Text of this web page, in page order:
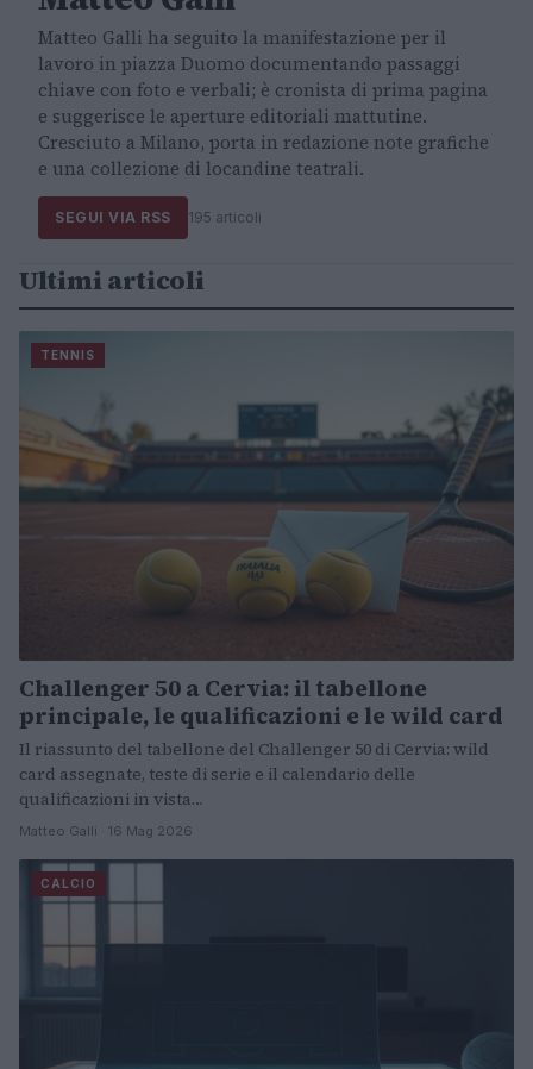
Matteo Galli ha seguito la manifestazione per il
lavoro in piazza Duomo documentando passaggi
chiave con foto e verbali; è cronista di prima pagina
e suggerisce le aperture editoriali mattutine.
Cresciuto a Milano, porta in redazione note grafiche
e una collezione di locandine teatrali.
SEGUI VIA RSS 195 articoli
Ultimi articoli
TENNIS
Challenger 50 a Cervia: il tabellone
principale, le qualificazioni e le wild card
Il riassunto del tabellone del Challenger 50 di Cervia: wild
card assegnate, teste di serie e il calendario delle
qualificazioni in vista…
Matteo Galli · 16 Mag 2026
CALCIO